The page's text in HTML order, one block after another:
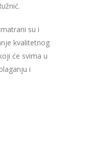
su i
kvalitetnog
će svima u
i